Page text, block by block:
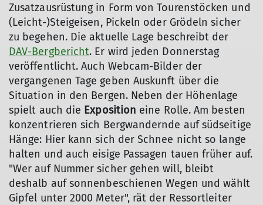
Zusatzausrüstung in Form von Tourenstöcken und
(Leicht-)Steigeisen, Pickeln oder Grödeln sicher
zu begehen. Die aktuelle Lage beschreibt der
DAV-Bergbericht. Er wird jeden Donnerstag
veröffentlicht. Auch Webcam-Bilder der
vergangenen Tage geben Auskunft über die
Situation in den Bergen. Neben der Höhenlage
spielt auch die Exposition eine Rolle. Am besten
konzentrieren sich Bergwandernde auf südseitige
Hänge: Hier kann sich der Schnee nicht so lange
halten und auch eisige Passagen tauen früher auf.
"Wer auf Nummer sicher gehen will, bleibt
deshalb auf sonnenbeschienen Wegen und wählt
Gipfel unter 2000 Meter", rät der Ressortleiter